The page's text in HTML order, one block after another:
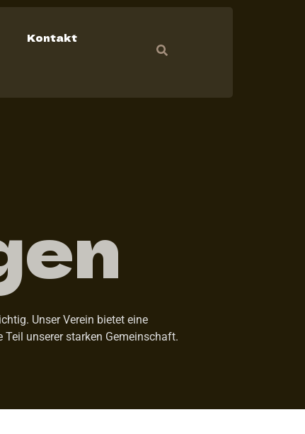
Kontakt
Unser Verein bietet eine
unserer starken Gemeinschaft.